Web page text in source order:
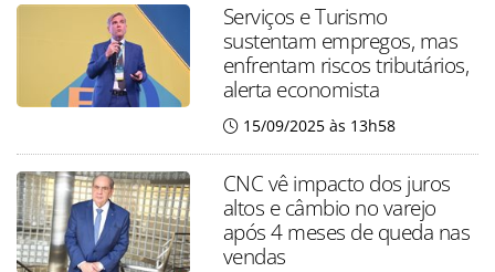
Serviços e Turismo
sustentam empregos, mas
enfrentam riscos tributários,
alerta economista
15/09/2025 às 13h58
CNC vê impacto dos juros
altos e câmbio no varejo
após 4 meses de queda nas
vendas